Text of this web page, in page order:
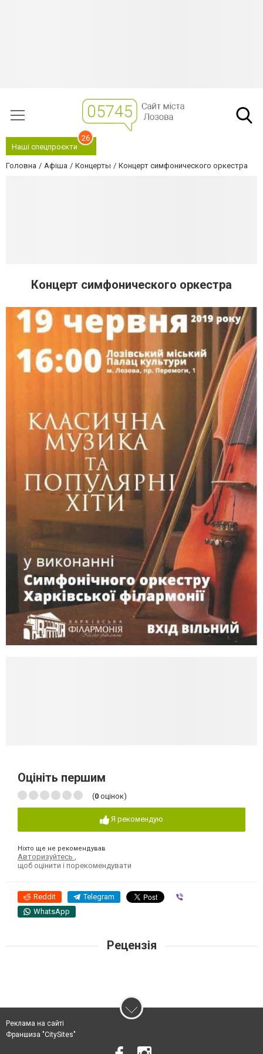
Наші спецпроєкти
26
Головна Афіша Концерты Концерт симфонического оркестра
Концерт симфонического оркестра
Оцініть першим
(0 оцінок)
Я рекомендую
Ніхто ще не рекомендував
Авторизуйтесь
щоб оцінити і порекомендувати
Reddit Telegram
WhatsApp
Рецензія
Реклама на сайті
Франшиза "CitySites"